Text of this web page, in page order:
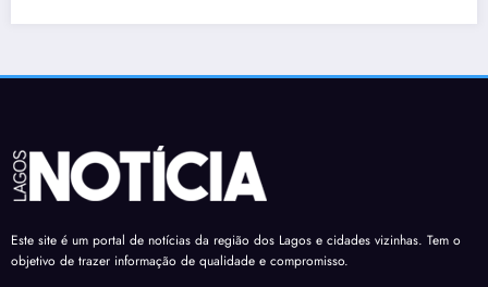
Este site é um portal de notícias da região dos Lagos e cidades vizinhas. Tem o
objetivo de trazer informação de qualidade e compromisso.